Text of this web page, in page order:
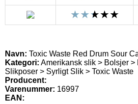
Navn: Toxic Waste Red Drum Sour
Kategori: Amerikansk slik > Bolsjer
Slikposer > Syrligt Slik > Toxic Waste
Producent:
Varenummer: 16997
EAN: